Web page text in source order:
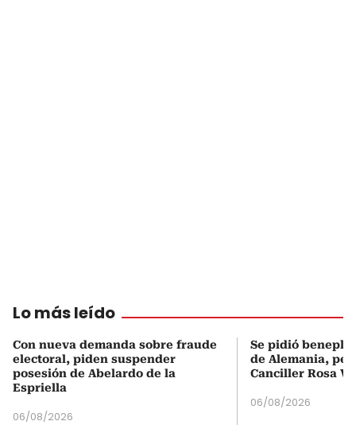
Lo más leído
Con nueva demanda sobre fraude
electoral, piden suspender
posesión de Abelardo de la
Espriella
06/08/2026
Se pidió
de Alemania,
Canciller Rosa
06/08/2026